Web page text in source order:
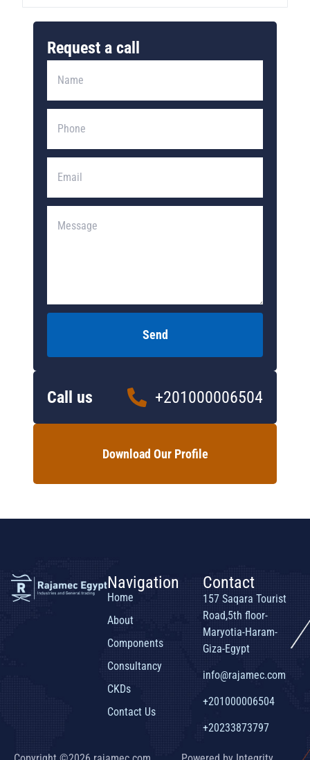
Request a call
Send
Call us +201000006504
Download Our Profile
Navigation
Home
About
Components
Consultancy
CKDs
Contact Us
Contact
157 Saqara Tourist
Road,5th floor-
Maryotia-Haram-
Giza-Egypt
info@rajamec.com
+201000006504
+20233873797